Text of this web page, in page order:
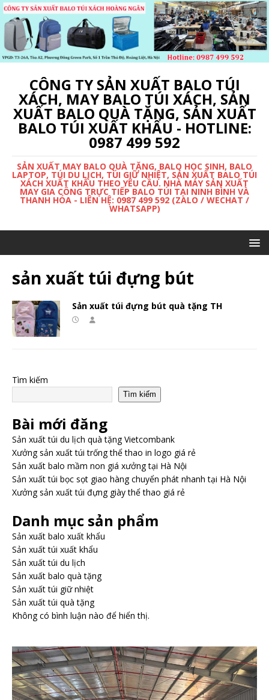
CÔNG TY SẢN XUẤT BALO TÚI
XÁCH, MAY BALO TÚI XÁCH, SẢN
XUẤT BALO QUÀ TẶNG, SẢN XUẤT
BALO TÚI XUẤT KHẨU - HOTLINE:
0987 499 592
SẢN XUẤT MAY BALO QUÀ TẶNG, BALO HỌC SINH, BALO
LAPTOP, TÚI DU LỊCH, TÚI GIỮ NHIỆT, SẢN XUẤT BALO TÚI
XÁCH XUẤT KHẨU THEO YÊU CẦU. NHÀ MÁY SẢN XUẤT
MAY GIA CÔNG TRỰC TIẾP BALO TÚI TẠI NINH BÌNH VÀ
THANH HÓA - LIÊN HỆ: 0987 499 592 (ZALO / WECHAT /
WHATSAPP)
sản xuất túi đựng bút
Sản xuất túi đựng bút quà tặng TH
Tìm kiếm
Tìm kiếm
Bài mới đăng
Sản xuất túi du lịch quà tặng Vietcombank
Xưởng sản xuất túi trống thể thao in logo giá rẻ
Sản xuất balo mầm non giá xưởng tại Hà Nội
Sản xuất túi bọc sọt giao hàng chuyển phát nhanh tại Hà Nội
Xưởng sản xuất túi đựng giày thể thao giá rẻ
Danh mục sản phẩm
Sản xuất balo xuất khẩu
Sản xuất túi xuất khẩu
Sản xuất túi du lịch
Sản xuất balo quà tặng
Sản xuất túi giữ nhiệt
Sản xuất túi quà tặng
Không có bình luận nào để hiển thị.